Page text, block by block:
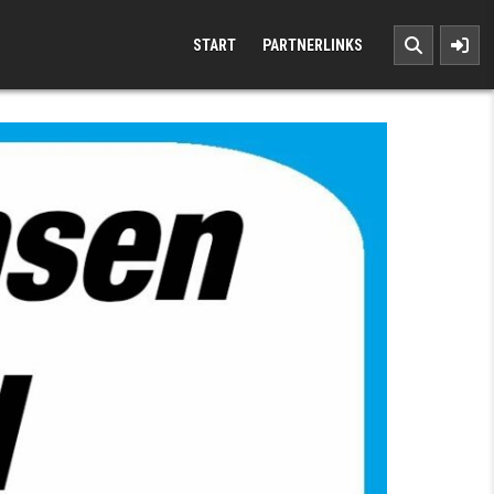
START PARTNERLINKS